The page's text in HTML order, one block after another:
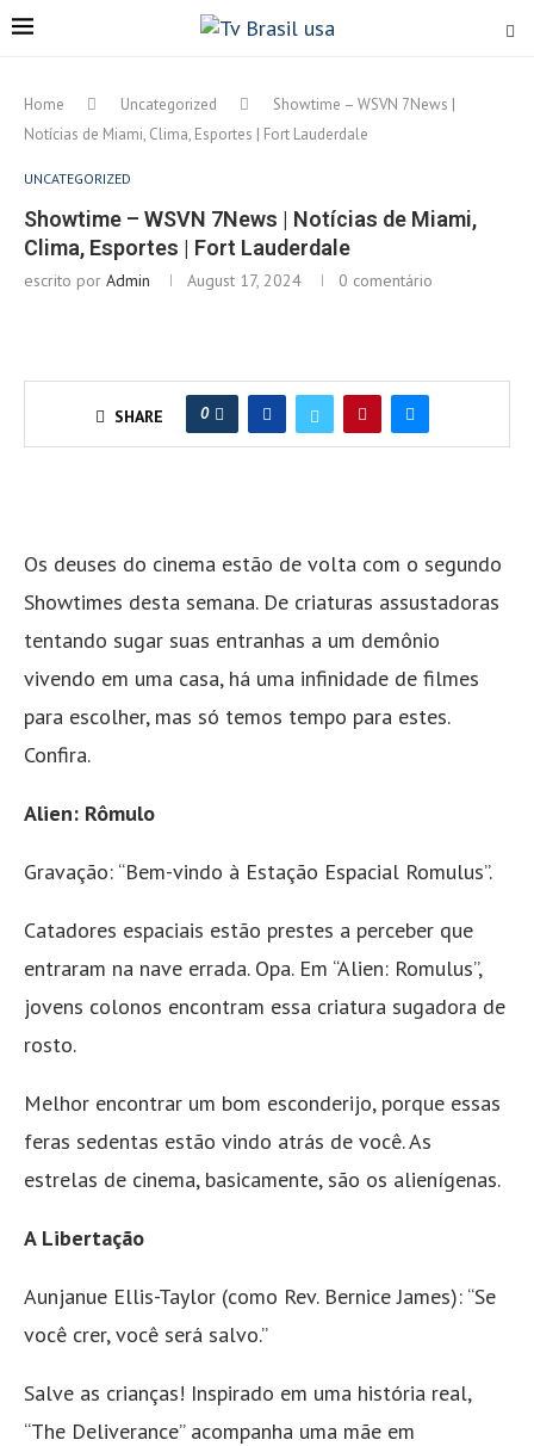
Home Uncategorized
Showtime – WSVN 7News |
Notícias de Miami, Clima, Esportes | Fort Lauderdale
UNCATEGORIZED
Showtime – WSVN 7News | Notícias de Miami,
Clima, Esportes | Fort Lauderdale
escrito por Admin August 17, 2024 0 comentário
SHARE 0
Os deuses do cinema estão de volta com o segundo
Showtimes desta semana. De criaturas assustadoras
tentando sugar suas entranhas a um demônio
vivendo em uma casa, há uma infinidade de filmes
para escolher, mas só temos tempo para estes.
Confira.
Alien: Rômulo
Gravação: “Bem-vindo à Estação Espacial Romulus”.
Catadores espaciais estão prestes a perceber que
entraram na nave errada. Opa. Em “Alien: Romulus”,
jovens colonos encontram essa criatura sugadora de
rosto.
Melhor encontrar um bom esconderijo, porque essas
feras sedentas estão vindo atrás de você. As
estrelas de cinema, basicamente, são os alienígenas.
A Libertação
Aunjanue Ellis-Taylor (como Rev. Bernice James): “Se
você crer, você será salvo.”
Salve as crianças! Inspirado em uma história real,
“The Deliverance” acompanha uma mãe em